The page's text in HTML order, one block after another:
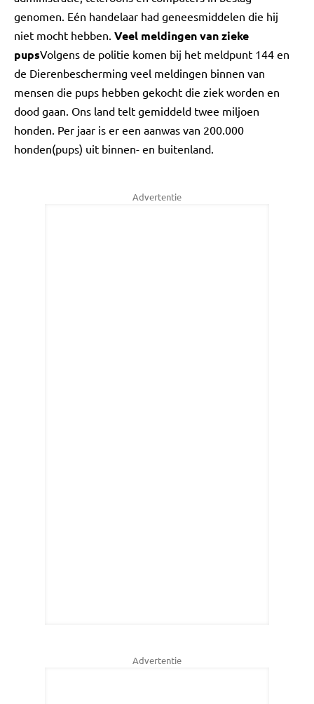
genomen. Eén handelaar had geneesmiddelen die hij
niet mocht hebben. Veel meldingen van zieke
pupsVolgens de politie komen bij het meldpunt 144 en
de Dierenbescherming veel meldingen binnen van
mensen die pups hebben gekocht die ziek worden en
dood gaan. Ons land telt gemiddeld twee miljoen
honden. Per jaar is er een aanwas van 200.000
honden(pups) uit binnen- en buitenland.
Advertentie
Advertentie